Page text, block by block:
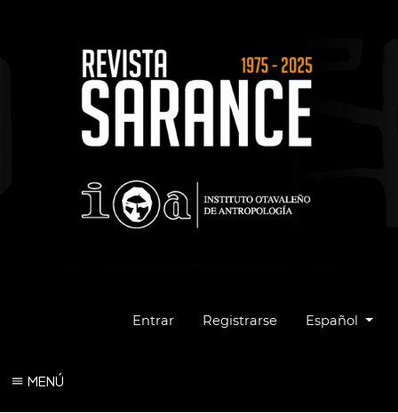
Entrar Registrarse Cambiar el
Español
MENÚ